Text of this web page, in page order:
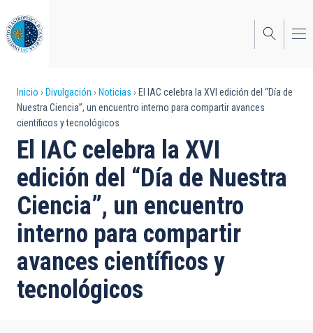
al
contenido
principal
Sobrescribir
enlaces
de
ayuda
a
la
navegación
Inicio Divulgación Noticias
El IAC celebra la XVI edición del “Día de
Nuestra Ciencia”, un encuentro interno para compartir avances
científicos y tecnológicos
El IAC celebra la XVI
edición del “Día de Nuestra
Ciencia”, un encuentro
interno para compartir
avances científicos y
tecnológicos